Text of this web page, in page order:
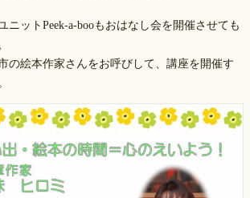
ニットPeek-a-booもおはなし会を開催させても
の絵本作家さんをお呼びして、講座を開催す